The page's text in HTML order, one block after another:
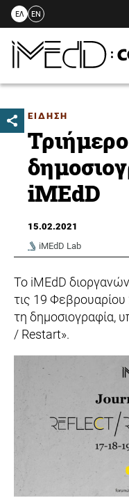
Skip
content
ΕΛ EN
ΕΙΔΗΣΗ
iMEdD
15.02.2021
iMEdD Lab
Το iMEdD
τις 19
τη δημοσιογραφία,
/ Restart».